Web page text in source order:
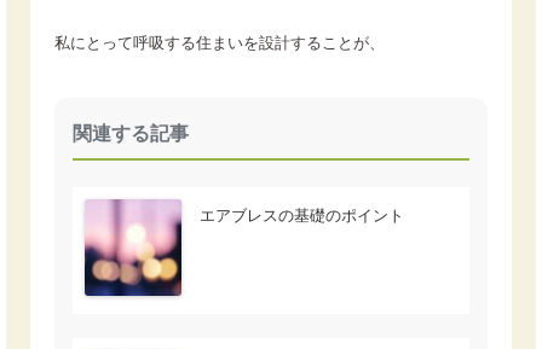
私にとって呼吸する住まいを設計することが、
関連する記事
エアブレスの基礎のポイント